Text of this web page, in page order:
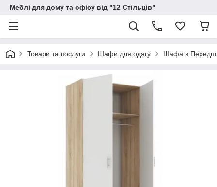
Меблі для дому та офісу від "12 Стільців"
Товари та послуги Шафи для одягу Шафа в